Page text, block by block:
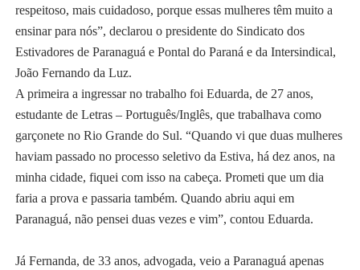
respeitoso, mais cuidadoso, porque essas mulheres têm muito a
ensinar para nós”, declarou o presidente do Sindicato dos
Estivadores de Paranaguá e Pontal do Paraná e da Intersindical,
João Fernando da Luz.
A primeira a ingressar no trabalho foi Eduarda, de 27 anos,
estudante de Letras – Português/Inglês, que trabalhava como
garçonete no Rio Grande do Sul. “Quando vi que duas mulheres
haviam passado no processo seletivo da Estiva, há dez anos, na
minha cidade, fiquei com isso na cabeça. Prometi que um dia
faria a prova e passaria também. Quando abriu aqui em
Paranaguá, não pensei duas vezes e vim”, contou Eduarda.
Já Fernanda, de 33 anos, advogada, veio a Paranaguá apenas